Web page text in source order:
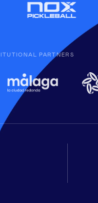
PARTNERS